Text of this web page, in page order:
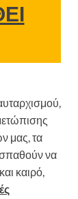
μας, τα
να
καιρό,